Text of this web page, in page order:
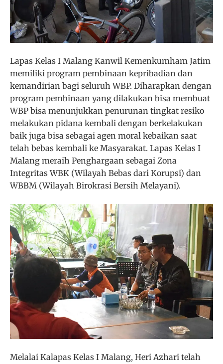
Lapas Kelas I Malang Kanwil Kemenkumham Jatim
memiliki program pembinaan kepribadian dan
kemandirian bagi seluruh WBP. Diharapkan dengan
program pembinaan yang dilakukan bisa membuat
WBP bisa menunjukkan penurunan tingkat resiko
melakukan pidana kembali dengan berkelakukan
baik juga bisa sebagai agen moral kebaikan saat
telah bebas kembali ke Masyarakat. Lapas Kelas I
Malang meraih Penghargaan sebagai Zona
Integritas WBK (Wilayah Bebas dari Korupsi) dan
WBBM (Wilayah Birokrasi Bersih Melayani).
Melalai Kalapas Kelas I Malang, Heri Azhari telah